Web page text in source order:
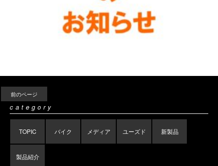
前のページ
category
TOPIC バイク メディア ユーズド 新製品
製品紹介